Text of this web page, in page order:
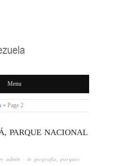
Menu
» Page 2
PARQUE NACIONAL
admin · in geografía, parques